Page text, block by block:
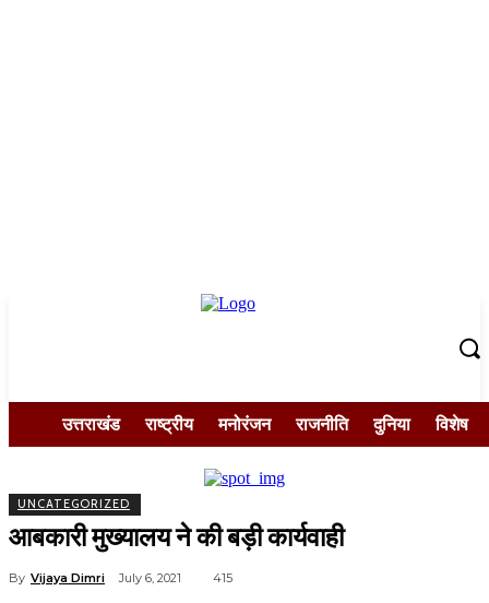
उत्तराखंड राष्ट्रीय मनोरंजन राजनीति दुनिया विशेष
UNCATEGORIZED
आबकारी मुख्यालय ने की बड़ी कार्यवाही
By Vijaya Dimri July 6, 2021 415